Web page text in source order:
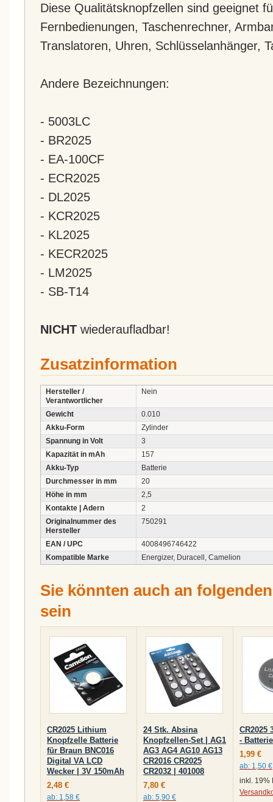
Diese Qualitätsknopfzellen sind geeignet
Fernbedienungen, Taschenrechner,
Translatoren, Uhren, Schlüsselanhänger,
Andere Bezeichnungen:
- 5003LC
- BR2025
- EA-100CF
- ECR2025
- DL2025
- KCR2025
- KL2025
- KECR2025
- LM2025
- SB-T14
NICHT wiederaufladbar!
Zusatzinformation
Hersteller /
Verantwortlicher
Nein
Gewicht
0.010
Akku-Form
Zylinder
Spannung in Volt
3
Kapazität in mAh
157
Akku-Typ
Batterie
Durchmesser in mm
20
Höhe in mm
2,5
Kontakte | Adern
2
Originalnummer des
Hersteller
750291
EAN / UPC
4008496746422
Kompatible Marke
Energizer, Duracell, Camelion
Sie könnten auch an
sein
CR2025 Lithium
Knopfzelle Batterie
für Braun BNC016
Digital VA LCD
Wecker | 3V 150mAh
2,48 €
ab: 1,58 €
24 Stk. Absina
Knopfzellen-Set | AG1
AG3 AG4 AG10 AG13
CR2016 CR2025
CR2032 | 401008
7,80 €
ab: 5,90 €
CR2025
- Batterie
1,99 €
ab: 1,50 €
inkl. 19%